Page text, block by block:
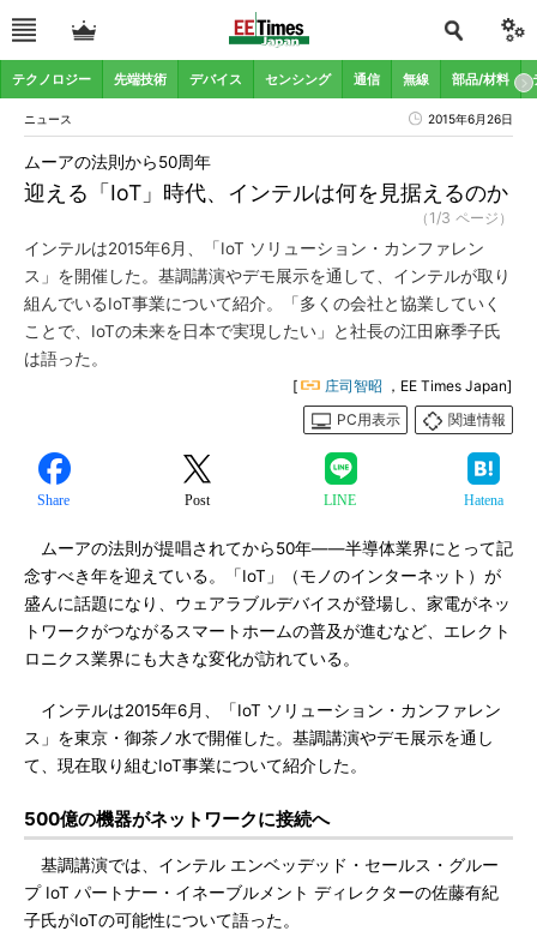
テクノロジー 先端技術 デバイス センシング 通信 無線 部品/材料
ニュース 2015年6月26日
迎える「IoT」時代、インテルは何を見据えるのか
ムーアの法則から50周年
（1/3 ページ）
インテルは2015年6月、「IoT ソリューション・カンファレン
ス」を開催した。基調講演やデモ展示を通して、インテルが取り
組んでいるIoT事業について紹介。「多くの会社と協業していく
ことで、IoTの未来を日本で実現したい」と社長の江田麻季子氏
は語った。
[ 庄司智昭 ，EE Times Japan]
PC用表示
関連情報
Share Post LINE Hatena
ムーアの法則が提唱されてから50年――半導体業界にとって記
念すべき年を迎えている。「IoT」（モノのインターネット）が
盛んに話題になり、ウェアラブルデバイスが登場し、家電がネッ
トワークがつながるスマートホームの普及が進むなど、エレクト
ロニクス業界にも大きな変化が訪れている。
インテルは2015年6月、「IoT ソリューション・カンファレン
ス」を東京・御茶ノ水で開催した。基調講演やデモ展示を通し
て、現在取り組むIoT事業について紹介した。
500億の機器がネットワークに接続へ
基調講演では、インテル エンベッデッド・セールス・グルー
プ IoT パートナー・イネーブルメント ディレクターの佐藤有紀
子氏がIoTの可能性について語った。